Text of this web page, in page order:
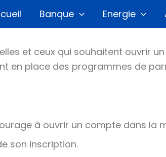
Banque Energie
et ceux qui souhaitent ouvrir
en place des programmes de
à ouvrir un compte dans la
son inscription.